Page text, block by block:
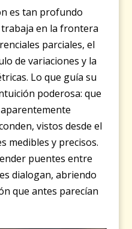
es tan profundo
en la frontera
parciales, el
de variaciones y la
Lo que guía su
poderosa: que
vistos desde el
medibles y precisos.
puentes entre
dialogan, abriendo
que antes parecían